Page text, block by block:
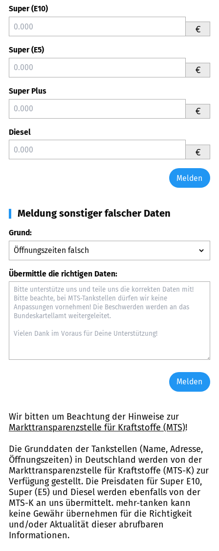
Super (E10)
€
Super (E5)
€
Super Plus
€
Diesel
€
Melden
Meldung sonstiger falscher Daten
Grund:
Übermittle die richtigen Daten:
Melden
Wir bitten um Beachtung der Hinweise zur
Markttransparenzstelle für Kraftstoffe (MTS)!
Die Grunddaten der Tankstellen (Name, Adresse,
Öffnungszeiten) in Deutschland werden von der
Markttransparenzstelle für Kraftstoffe (MTS-K) zur
Verfügung gestellt. Die Preisdaten für Super E10,
Super (E5) und Diesel werden ebenfalls von der
MTS-K an uns übermittelt. mehr-tanken kann
keine Gewähr übernehmen für die Richtigkeit
und/oder Aktualität dieser abrufbaren
Informationen.